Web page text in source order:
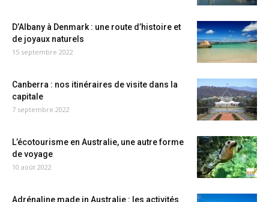
D’Albany à Denmark : une route d’histoire et
de joyaux naturels
15 septembre 2022
Canberra : nos itinéraires de visite dans la
capitale
7 septembre 2022
L’écotourisme en Australie, une autre forme
de voyage
10 août 2022
Adrénaline made in Australie : les activités